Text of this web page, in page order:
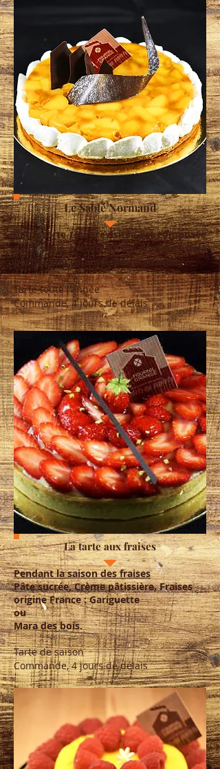
Le Sablé Normand
Cette tarte tatin revisitée est composée
d’un sablé breton et de pommes Gala
pochées au caramel, décor chantilly
Tarte toute l'année
Commande, 4 jours de délais
La tarte aux fraises
Pendant la saison des fraises
Pâte sucrée, Crème pâtissière, Fraises
origine France : Gariguette
ou
Mara des bois.
Tarte de saison
Commande, 4 jours de délais